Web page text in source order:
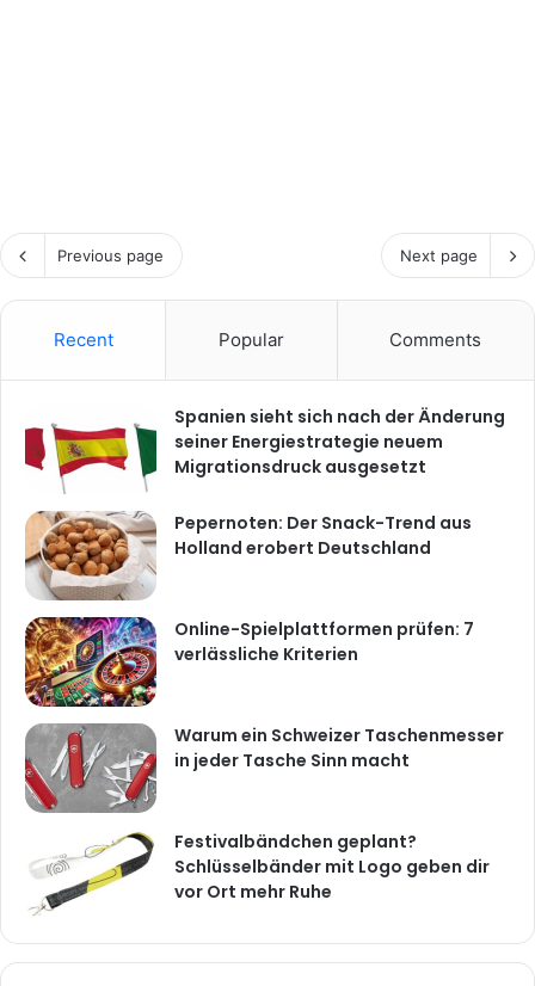
Previous page Next page
Recent Popular Comments
Spanien sieht sich nach der Änderung
seiner Energiestrategie neuem
Migrationsdruck ausgesetzt
Pepernoten: Der Snack-Trend aus
Holland erobert Deutschland
Online-Spielplattformen prüfen: 7
verlässliche Kriterien
Warum ein Schweizer Taschenmesser
in jeder Tasche Sinn macht
Festivalbändchen geplant?
Schlüsselbänder mit Logo geben dir
vor Ort mehr Ruhe